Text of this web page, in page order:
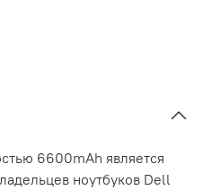
6600mAh является
ноутбуков Dell